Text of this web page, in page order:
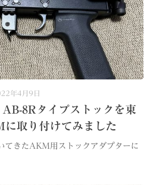
年4月9日
8Rタイプストックを東
取り付けてみました
てきたAKM用ストックアダプターに